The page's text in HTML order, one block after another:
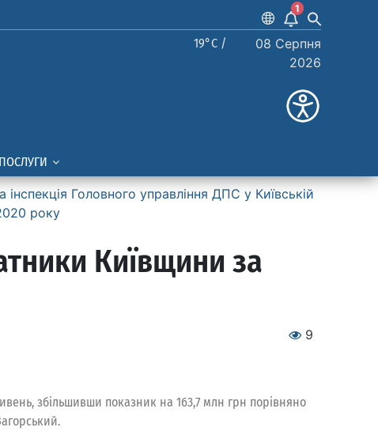
1
19°C /
08 Серпня
2026
Головного управління ДПС у Київській
року
Київщини за
9
збільшивши показник на 163,7 млн грн порівняно